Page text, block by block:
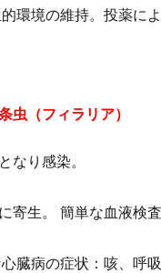
環境の維持。投薬に
虫（フィラリア）
なり感染。
寄生。 簡単な血液検査
臓病の症状：咳、呼